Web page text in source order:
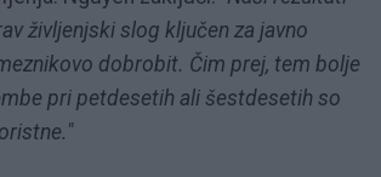
življenjski slog ključen za javno
dobrobit. Čim prej, tem bolje
pri petdesetih ali šestdesetih so